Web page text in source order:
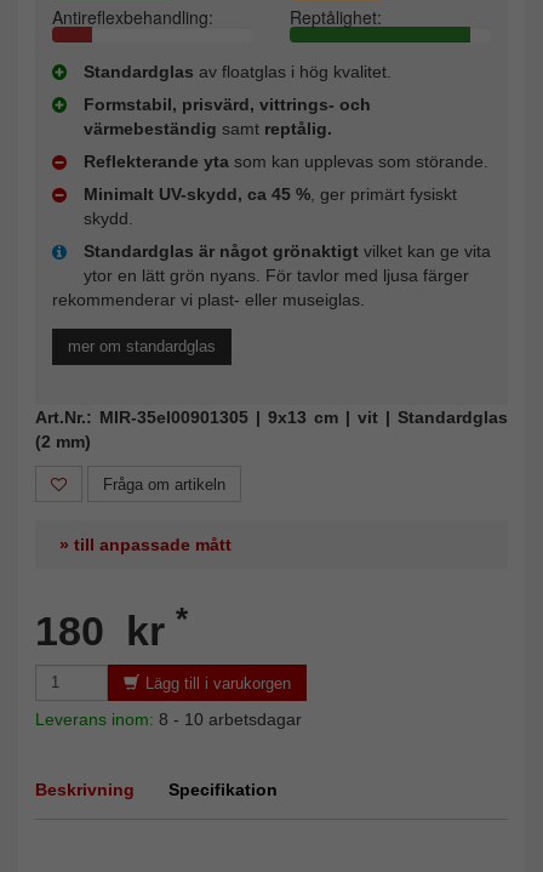
Antireflexbehandling: Reptålighet:
Standardglas av floatglas i hög kvalitet.
Formstabil, prisvärd, vittrings- och
värmebeständig samt reptålig.
Reflekterande yta som kan upplevas som störande.
Minimalt UV-skydd, ca 45 % , ger primärt fysiskt
skydd.
Standardglas är något grönaktigt vilket kan ge vita
ytor en lätt grön nyans. För tavlor med ljusa färger
rekommenderar vi plast- eller museiglas.
mer om standardglas
Art.Nr.: MIR-35el00901305 | 9x13 cm | vit | Standardglas
(2 mm)
Fråga om artikeln
» till anpassade mått
180 kr *
Lägg till i varukorgen
Leverans inom: 8 - 10 arbetsdagar
Beskrivning Specifikation